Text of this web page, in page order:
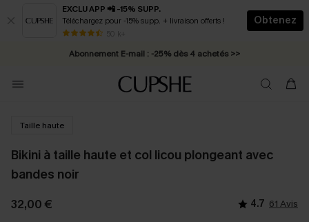
EXCLU APP 📲 -15% SUPP.
Téléchargez pour -15% supp. + livraison offerts !
50 k+
Obtenez
* Livraison éclair 2-3 jours ouvrés >>
Abonnement E-mail : -25% dès 4 achetés >>
Taille haute
Bikini à taille haute et col licou plongeant avec
bandes noir
32,00 € 4.7 61 Avis